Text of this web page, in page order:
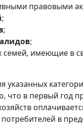
правовыми
;
;
;
имеющие в
указанных
что в первый
в